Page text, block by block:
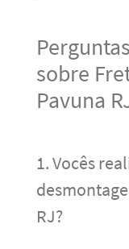
sobre
Pavuna
1. Vocês
RJ?